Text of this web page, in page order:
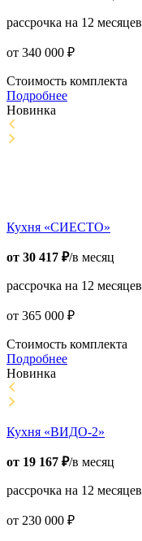
рассрочка на 12 месяцев
от 340 000 ₽
Стоимость комплекта
Подробнее
Новинка
Кухня «СИЕСТО»
от 30 417 ₽/в месяц
рассрочка на 12 месяцев
от 365 000 ₽
Стоимость комплекта
Подробнее
Новинка
Кухня «ВИДО-2»
от 19 167 ₽/в месяц
рассрочка на 12 месяцев
от 230 000 ₽